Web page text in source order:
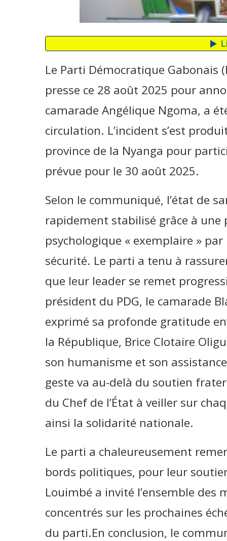
Le Parti Démocratique Gabonais
presse ce 28 août 2025 pour
camarade Angélique Ngoma, a
circulation. L’incident s’est
province de la Nyanga pour
prévue pour le 30 août 2025.
Selon le communiqué, l’état de
rapidement stabilisé grâce à une
psychologique « exemplaire »
sécurité. Le parti a tenu à
que leur leader se remet
président du PDG, le camarade
exprimé sa profonde gratitude
la République, Brice Clotaire
son humanisme et son
geste va au-delà du soutien
du Chef de l’État à veiller sur
ainsi la solidarité nationale.
Le parti a chaleureusement
bords politiques, pour leur
Louimbé a invité l’ensemble des
concentrés sur les prochaines
du parti.En conclusion, le